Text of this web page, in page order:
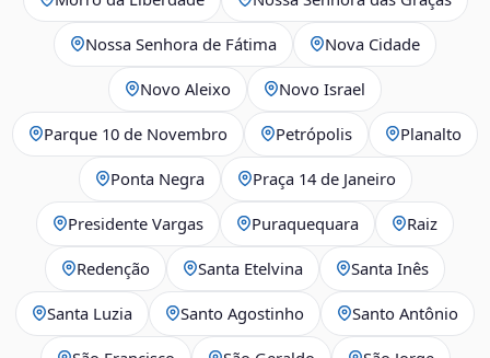
Nossa Senhora de Fátima Nova Cidade
Novo Aleixo Novo Israel
Parque 10 de Novembro Petrópolis Planalto
Ponta Negra Praça 14 de Janeiro
Presidente Vargas Puraquequara Raiz
Redenção Santa Etelvina Santa Inês
Santa Luzia Santo Agostinho Santo Antônio